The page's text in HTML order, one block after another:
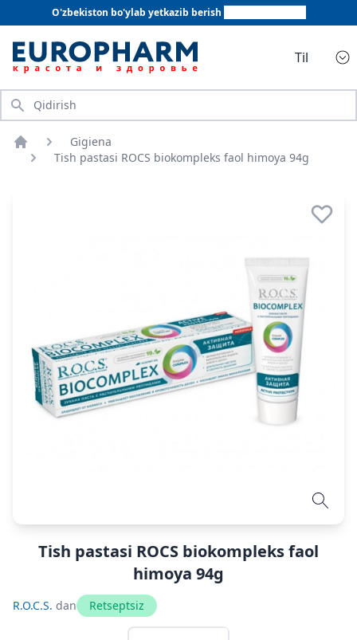
O'zbekiston bo'ylab yetkazib berish
Til
Qidirish
Bosh sahifa
Gigiena
Tish pastasi ROCS biokompleks faol himoya 94g
Tish pastasi ROCS biokompleks faol
himoya 94g
R.O.C.S. dan Retseptsiz